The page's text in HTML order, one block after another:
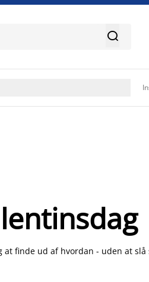

finde ud af hvordan - uden at